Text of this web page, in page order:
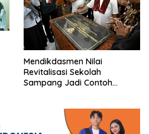
Mendikdasmen Nilai
Revitalisasi Sekolah
Sampang Jadi Contoh